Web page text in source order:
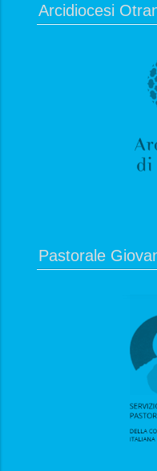
Arcidiocesi
Pastorale